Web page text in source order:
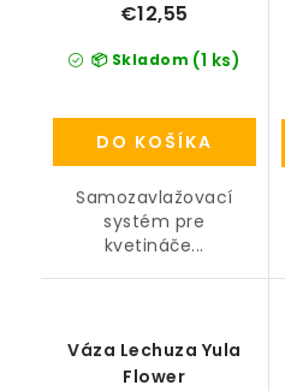
📦 Skladom (1 ks)
€12,55
DO KOŠÍKA
Samozavlažovací
systém pre
kvetináče...
Váza Lechuza Yula
Flower